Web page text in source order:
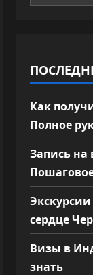
Как
Полное
Запись на
сердце
Визы в
знать